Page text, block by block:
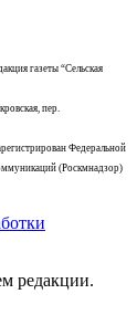
газеты “Сельская
пер.
Федеральной
(Роскмнадзор)
редакции.